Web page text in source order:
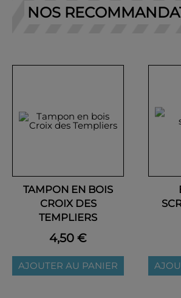
NOS
TAMPON EN BOIS
CROIX DES
TEMPLIERS
4,50 €
AJOUTER AU PANIER